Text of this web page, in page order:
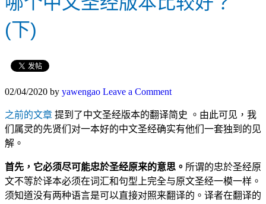
(下)
02/04/2020 by yawengao Leave a Comment
之前的文章 提到了中文圣经版本的翻译简史 。由此可见，我
们属灵的先贤们对一本好的中文圣经确实有他们一套独到的见
解。
首先，它必须尽可能忠於圣经原来的意思。 所谓的忠於圣经原
文不等於译本必须在词汇和句型上完全与原文圣经一模一样。
须知道没有两种语言是可以直接对照来翻译的。译者在翻译的